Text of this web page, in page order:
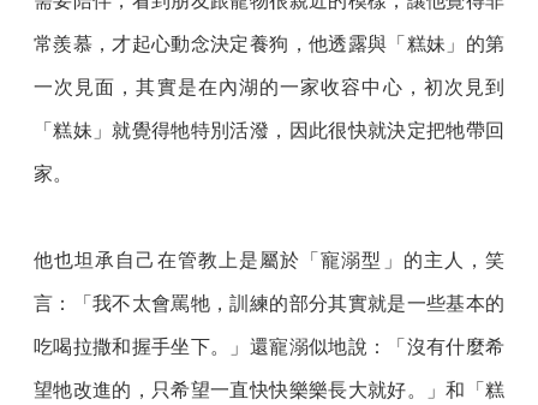
常羨慕，才起心動念決定養狗，他透露與「糕妹」的第
一次見面，其實是在內湖的一家收容中心，初次見到
「糕妹」就覺得牠特別活潑，因此很快就決定把牠帶回
家。
他也坦承自己在管教上是屬於「寵溺型」的主人，笑
言：「我不太會罵牠，訓練的部分其實就是一些基本的
吃喝拉撒和握手坐下。」還寵溺似地說：「沒有什麼希
望牠改進的，只希望一直快快樂樂長大就好。」和「糕